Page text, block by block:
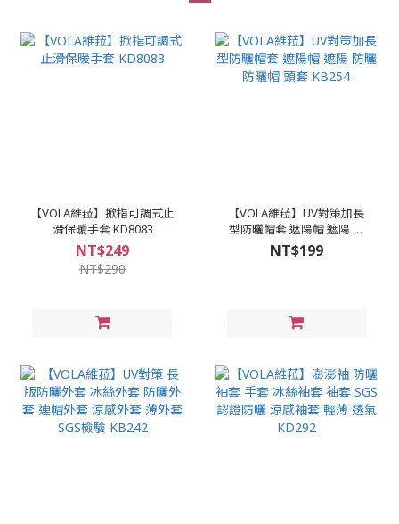
【VOLA維菈】掀指可調式止
滑保暖手套 KD8083
NT$249
NT$290
【VOLA維菈】UV對策加長
型防曬帽套 遮陽帽 遮陽 防
曬 防曬帽 頭套 KB254
NT$199